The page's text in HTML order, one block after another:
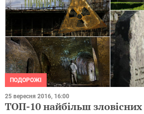
ПОДОРОЖІ
25 вересня 2016, 16:00
ТОП-10 найбільш